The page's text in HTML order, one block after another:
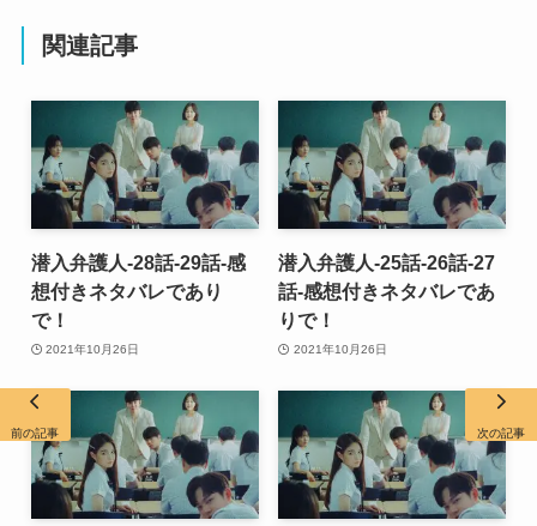
関連記事
潜入弁護人-28話-29話-感
想付きネタバレであり
で！
2021年10月26日
潜入弁護人-25話-26話-27
話-感想付きネタバレであ
りで！
2021年10月26日
前の記事 次の記事